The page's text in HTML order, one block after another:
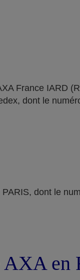
France IARD
dont le
dont le
en